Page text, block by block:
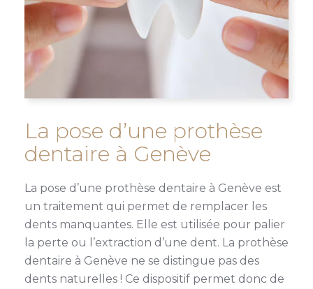
La pose d’une prothèse
dentaire à Genève
La pose d’une prothèse dentaire à Genève est
un traitement qui permet de remplacer les
dents manquantes. Elle est utilisée pour palier
la perte ou l’extraction d’une dent. La prothèse
dentaire à Genève ne se distingue pas des
dents naturelles ! Ce dispositif permet donc de